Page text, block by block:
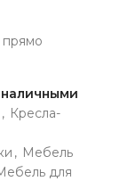
прямо
, Кресла-
, Мебель
для